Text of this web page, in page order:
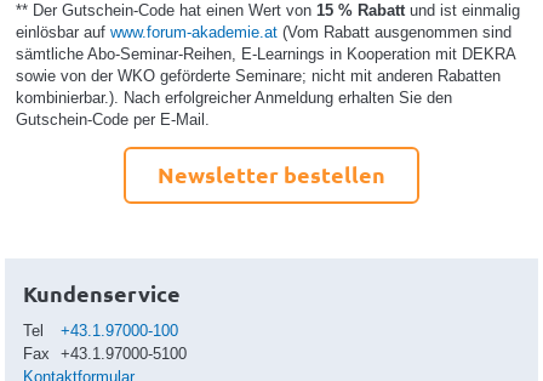
** Der Gutschein-Code hat einen Wert von 15 % Rabatt und ist einmalig
einlösbar auf www.forum-akademie.at(Vom Rabatt ausgenommen sind
sämtliche Abo-Seminar-Reihen, E-Learnings in Kooperation mit DEKRA
sowie von der WKO geförderte Seminare; nicht mit anderen Rabatten
kombinierbar.). Nach erfolgreicher Anmeldung erhalten Sie den
Gutschein-Code per E-Mail.
Newsletter bestellen
Kundenservice
Tel
+43.1.97000-100
Fax
+43.1.97000-5100
Kontaktformular